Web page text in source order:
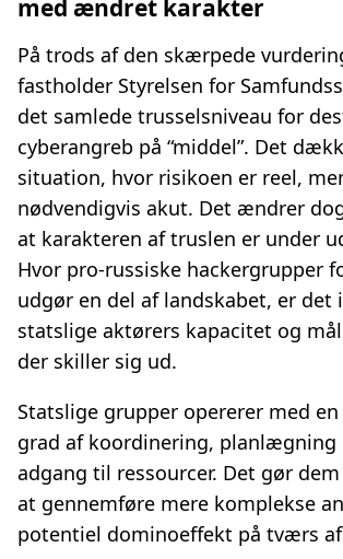
med ændret karakter
På trods af den skærpede
fastholder Styrelsen for
det samlede trusselsniveau for
cyberangreb på “middel”. Det
situation, hvor risikoen er reel,
nødvendigvis akut. Det ændrer
at karakteren af truslen er under
Hvor pro-russiske hackergrupper
udgør en del af landskabet, er det
statslige aktørers kapacitet og
der skiller sig ud.
Statslige grupper opererer med en
grad af koordinering, planlægning
adgang til ressourcer. Det gør
at gennemføre mere komplekse
potentiel dominoeffekt på tværs af